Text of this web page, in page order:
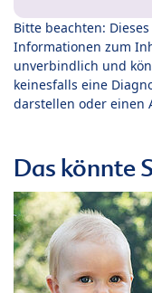
Bitte beachten:
Informationen zum
unverbindlich und
keinesfalls eine
darstellen oder einen
Das könnte